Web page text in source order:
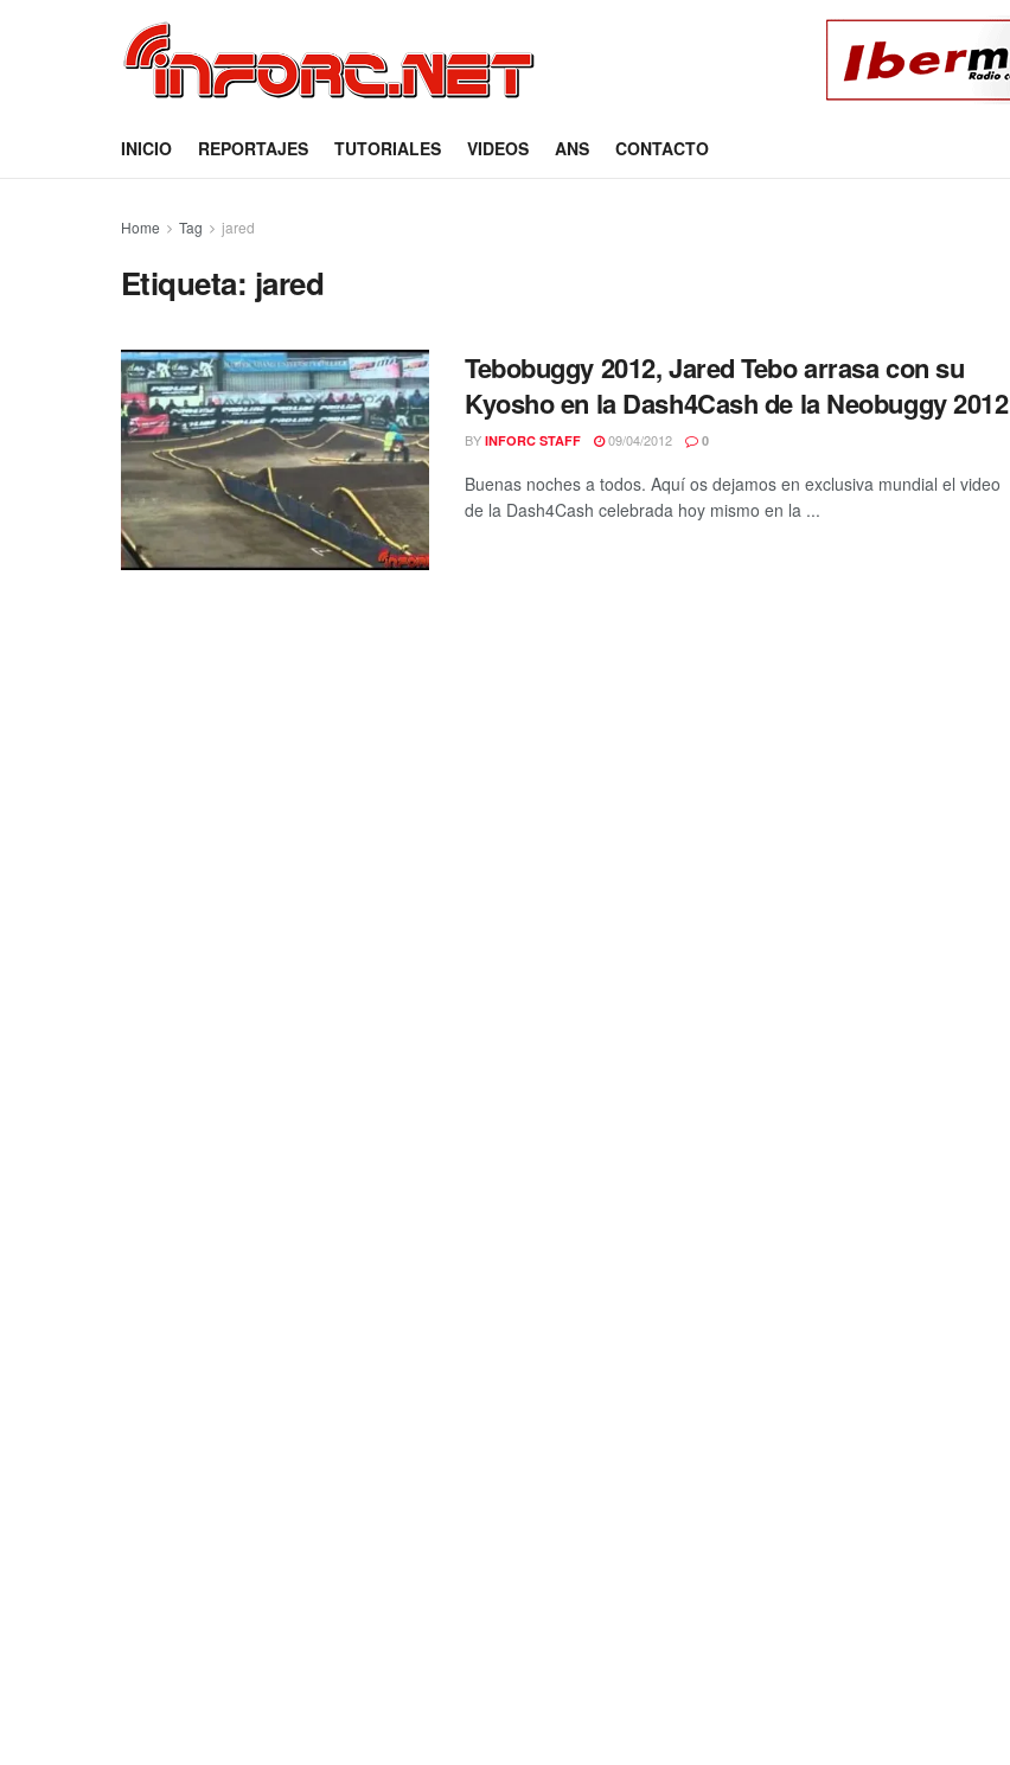
INICIO REPORTAJES TUTORIALES VIDEOS ANS CONTACTO
Home Tag jared
Etiqueta: jared
Tebobuggy 2012, Jared Tebo arrasa con su
Kyosho en la Dash4Cash de la Neobuggy 2012
BY INFORC STAFF 09/04/2012 0
Buenas noches a todos. Aquí os dejamos en exclusiva mundial el video
de la Dash4Cash celebrada hoy mismo en la ...